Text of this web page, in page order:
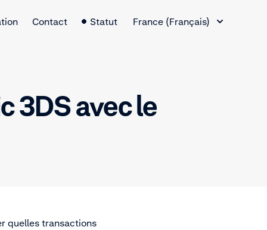
Contact Statut
France (Français)
3DS avec le
quelles transactions